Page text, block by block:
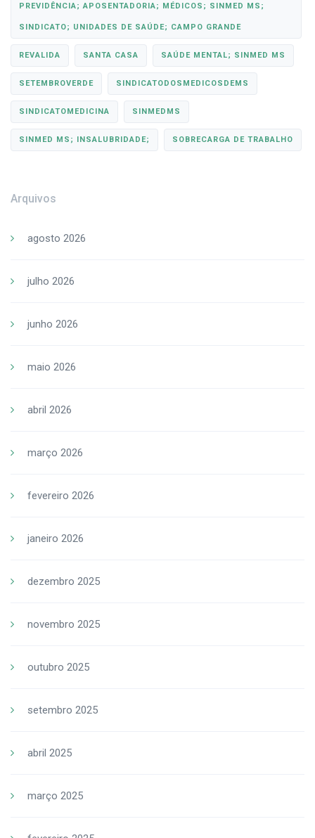
PREVIDÊNCIA; APOSENTADORIA; MÉDICOS; SINMED MS;
SINDICATO; UNIDADES DE SAÚDE; CAMPO GRANDE
REVALIDA SANTA CASA SAÚDE MENTAL; SINMED MS
SETEMBROVERDE SINDICATODOSMEDICOSDEMS
SINDICATOMEDICINA SINMEDMS
SINMED MS; INSALUBRIDADE; SOBRECARGA DE TRABALHO
Arquivos
agosto 2026
julho 2026
junho 2026
maio 2026
abril 2026
março 2026
fevereiro 2026
janeiro 2026
dezembro 2025
novembro 2025
outubro 2025
setembro 2025
abril 2025
março 2025